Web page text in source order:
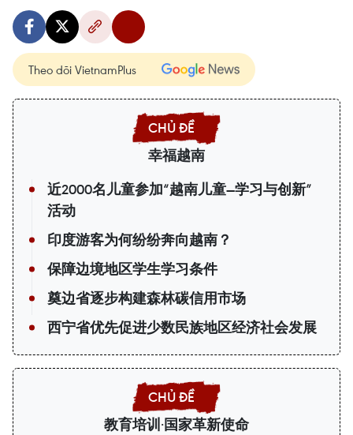
Theo dõi VietnamPlus
幸福越南
近2000名儿童参加“越南儿童—学习与创新”
活动
印度游客为何纷纷奔向越南？
保障边境地区学生学习条件
奠边省逐步构建森林碳信用市场
西宁省优先促进少数民族地区经济社会发展
教育培训·国家革新使命